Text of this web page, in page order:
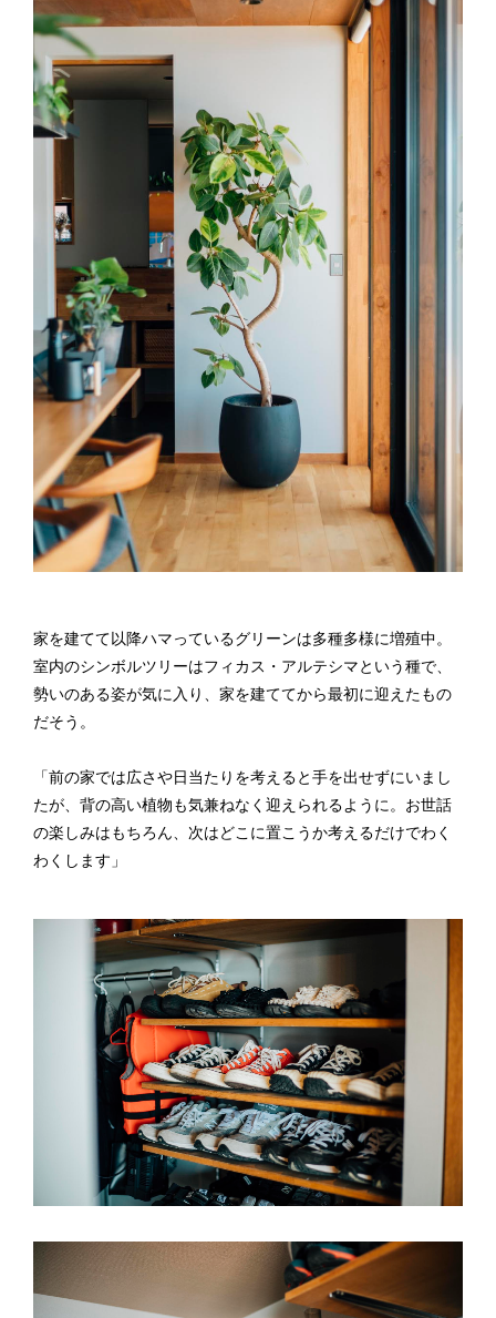
家を建てて以降ハマっているグリーンは多種多様に増殖中。
室内のシンボルツリーはフィカス・アルテシマという種で、
勢いのある姿が気に入り、家を建ててから最初に迎えたもの
だそう。
「前の家では広さや日当たりを考えると手を出せずにいまし
たが、背の高い植物も気兼ねなく迎えられるように。お世話
の楽しみはもちろん、次はどこに置こうか考えるだけでわく
わくします」